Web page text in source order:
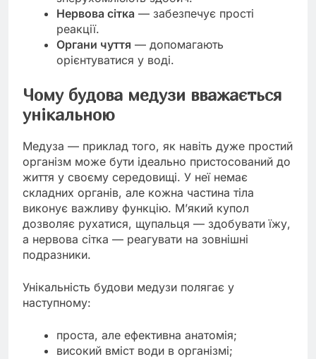
Нервова сітка — забезпечує прості
реакції.
Органи чуття — допомагають
орієнтуватися у воді.
Чому будова медузи вважається
унікальною
Медуза — приклад того, як навіть дуже простий
організм може бути ідеально пристосований до
життя у своєму середовищі. У неї немає
складних органів, але кожна частина тіла
виконує важливу функцію. М’який купол
дозволяє рухатися, щупальця — здобувати їжу,
а нервова сітка — реагувати на зовнішні
подразники.
Унікальність будови медузи полягає у
наступному:
проста, але ефективна анатомія;
високий вміст води в організмі;